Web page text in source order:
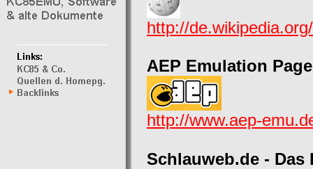
http://
AEP Emulation Page
http://www.aep-
Schlauweb.de -